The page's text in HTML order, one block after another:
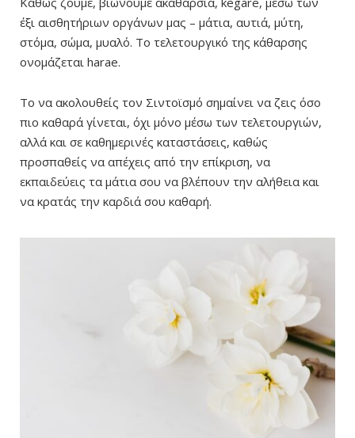
έξι αισθητήριων οργάνων μας – μάτια, αυτιά, μύτη,
στόμα, σώμα, μυαλό. Το τελετουργικό της κάθαρσης
ονομάζεται harae.
Το να ακολουθείς τον Σιντοϊσμό σημαίνει να ζεις όσο
πιο καθαρά γίνεται, όχι μόνο μέσω των τελετουργιών,
αλλά και σε καθημερινές καταστάσεις, καθώς
προσπαθείς να απέχεις από την επίκριση, να
εκπαιδεύεις τα μάτια σου να βλέπουν την αλήθεια και
να κρατάς την καρδιά σου καθαρή.